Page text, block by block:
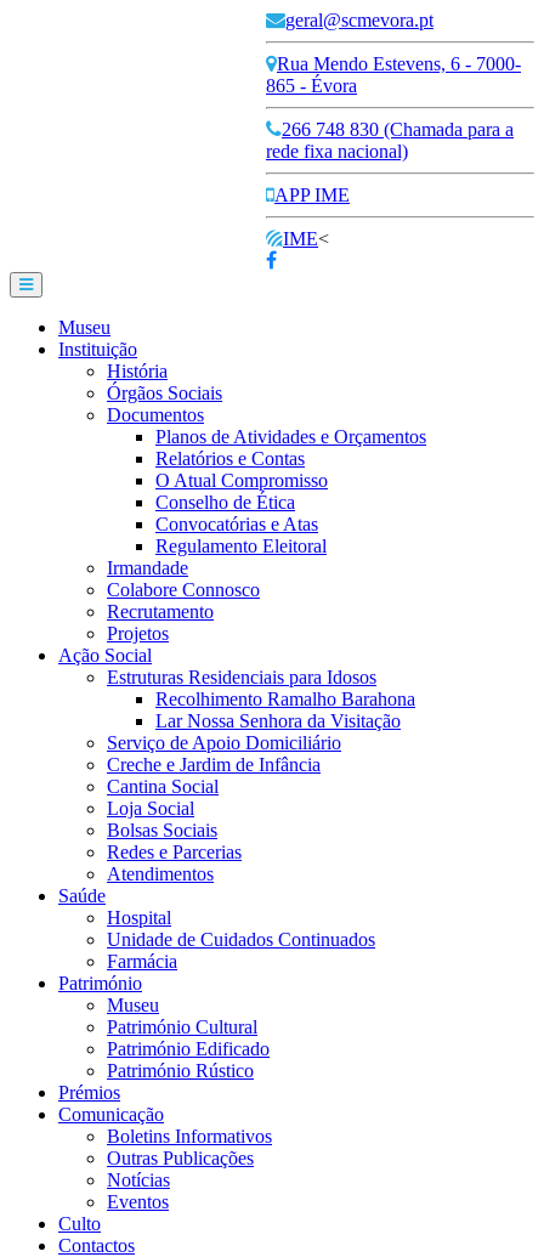
geral@scmevora.pt
Rua Mendo Estevens, 6 - 7000-
865 - Évora
266 748 830 (Chamada para a
rede fixa nacional)
APP IME
IME<
Museu
Instituição
História
Órgãos Sociais
Documentos
Planos de Atividades e Orçamentos
Relatórios e Contas
O Atual Compromisso
Conselho de Ética
Convocatórias e Atas
Regulamento Eleitoral
Irmandade
Colabore Connosco
Recrutamento
Projetos
Ação Social
Estruturas Residenciais para Idosos
Recolhimento Ramalho Barahona
Lar Nossa Senhora da Visitação
Serviço de Apoio Domiciliário
Creche e Jardim de Infância
Cantina Social
Loja Social
Bolsas Sociais
Redes e Parcerias
Atendimentos
Saúde
Hospital
Unidade de Cuidados Continuados
Farmácia
Património
Museu
Património Cultural
Património Edificado
Património Rústico
Prémios
Comunicação
Boletins Informativos
Outras Publicações
Notícias
Eventos
Culto
Contactos